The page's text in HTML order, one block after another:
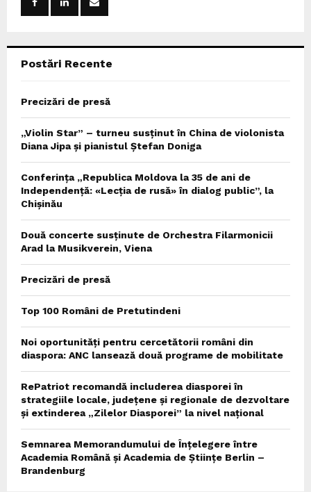
Postări Recente
Precizări de presă
„Violin Star” – turneu susținut în China de violonista
Diana Jipa și pianistul Ștefan Doniga
Conferința „Republica Moldova la 35 de ani de
Independență: «Lecția de rusă» în dialog public”, la
Chișinău
Două concerte susținute de Orchestra Filarmonicii
Arad la Musikverein, Viena
Precizări de presă
Top 100 Români de Pretutindeni
Noi oportunități pentru cercetătorii români din
diaspora: ANC lansează două programe de mobilitate
RePatriot recomandă includerea diasporei în
strategiile locale, județene și regionale de dezvoltare
și extinderea „Zilelor Diasporei” la nivel național
Semnarea Memorandumului de Înțelegere între
Academia Română și Academia de Științe Berlin –
Brandenburg